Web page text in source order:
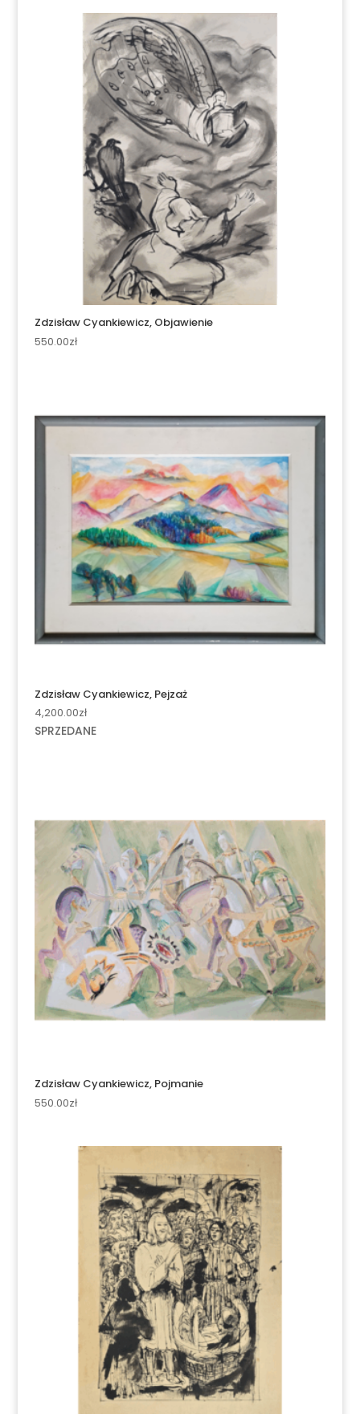
Zdzisław Cyankiewicz, Objawienie
550.00zł
Zdzisław Cyankiewicz, Pejzaż
4,200.00zł
SPRZEDANE
Zdzisław Cyankiewicz, Pojmanie
550.00zł